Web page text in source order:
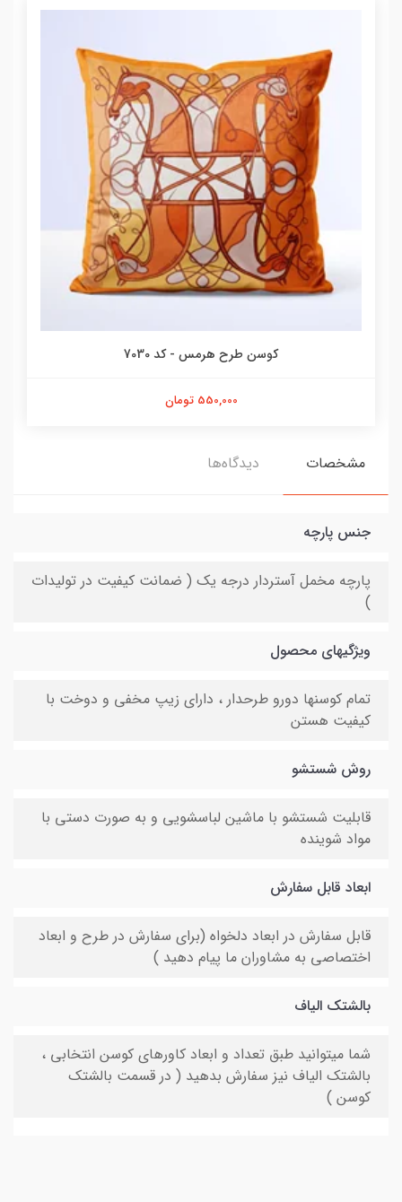
کوسن طرح هرمس - کد 7030
550,000 تومان
مشخصات دیدگاه‌ها
جنس پارچه
پارچه مخمل آستردار درجه یک ( ضمانت کیفیت در تولیدات
)
ویژگیهای محصول
تمام کوسنها دورو طرحدار ، دارای زیپ مخفی و دوخت با
کیفیت هستن
روش شستشو
قابلیت شستشو با ماشین لباسشویی و به صورت دستی با
مواد شوینده
ابعاد قابل سفارش
قابل سفارش در ابعاد دلخواه (برای سفارش در طرح و ابعاد
اختصاصی به مشاوران ما پیام دهید )
بالشتک الیاف
شما میتوانید طبق تعداد و ابعاد کاورهای کوسن انتخابی ،
بالشتک الیاف نیز سفارش بدهید ( در قسمت بالشتک
کوسن )